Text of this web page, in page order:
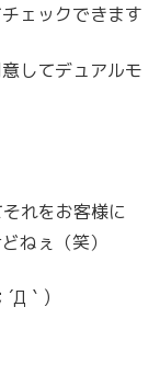
ェックできます
してデュアルモ
れをお客様に
ねぇ（笑）
´Д｀)